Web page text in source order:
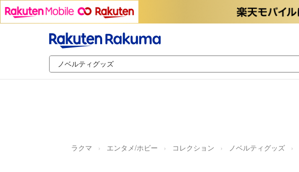
ラクマ エンタメ/ホビー コレクション ノベルティグッズ